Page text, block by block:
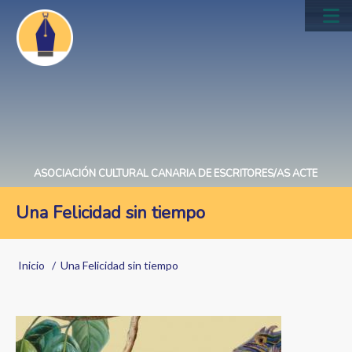
Pasar
contenido
principal
ASOCIACIÓN CULTURAL CANARIA DE ESCRITORES/AS ACTE
Una Felicidad sin tiempo
Sobrescribir
de
ayuda
Inicio Una Felicidad sin tiempo
Image